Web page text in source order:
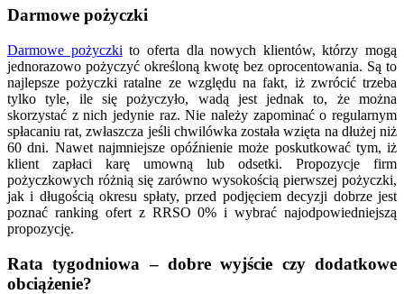
Darmowe pożyczki
Darmowe pożyczki to oferta dla nowych klientów, którzy mogą
jednorazowo pożyczyć określoną kwotę bez oprocentowania. Są to
najlepsze pożyczki ratalne ze względu na fakt, iż zwrócić trzeba
tylko tyle, ile się pożyczyło, wadą jest jednak to, że można
skorzystać z nich jedynie raz. Nie należy zapominać o regularnym
spłacaniu rat, zwłaszcza jeśli chwilówka została wzięta na dłużej niż
60 dni. Nawet najmniejsze opóźnienie może poskutkować tym, iż
klient zapłaci karę umowną lub odsetki. Propozycje firm
pożyczkowych różnią się zarówno wysokością pierwszej pożyczki,
jak i długością okresu spłaty, przed podjęciem decyzji dobrze jest
poznać ranking ofert z RRSO 0% i wybrać najodpowiedniejszą
propozycję.
Rata tygodniowa – dobre wyjście czy dodatkowe
obciążenie?